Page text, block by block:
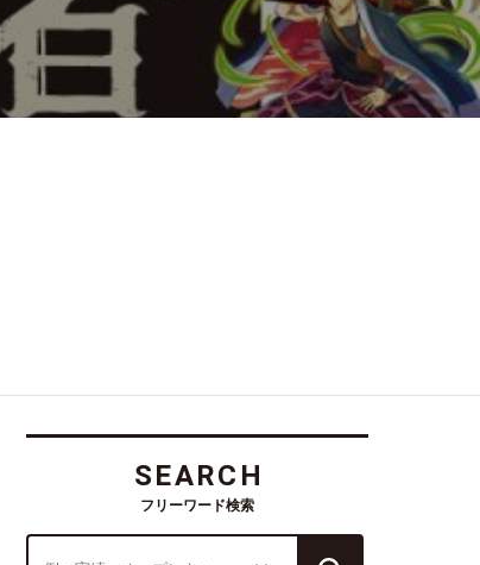
SEARCH
フリーワード検索